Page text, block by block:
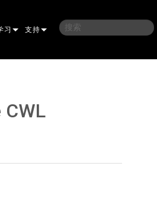
习 支持
顾问门户
固件下载
CWL